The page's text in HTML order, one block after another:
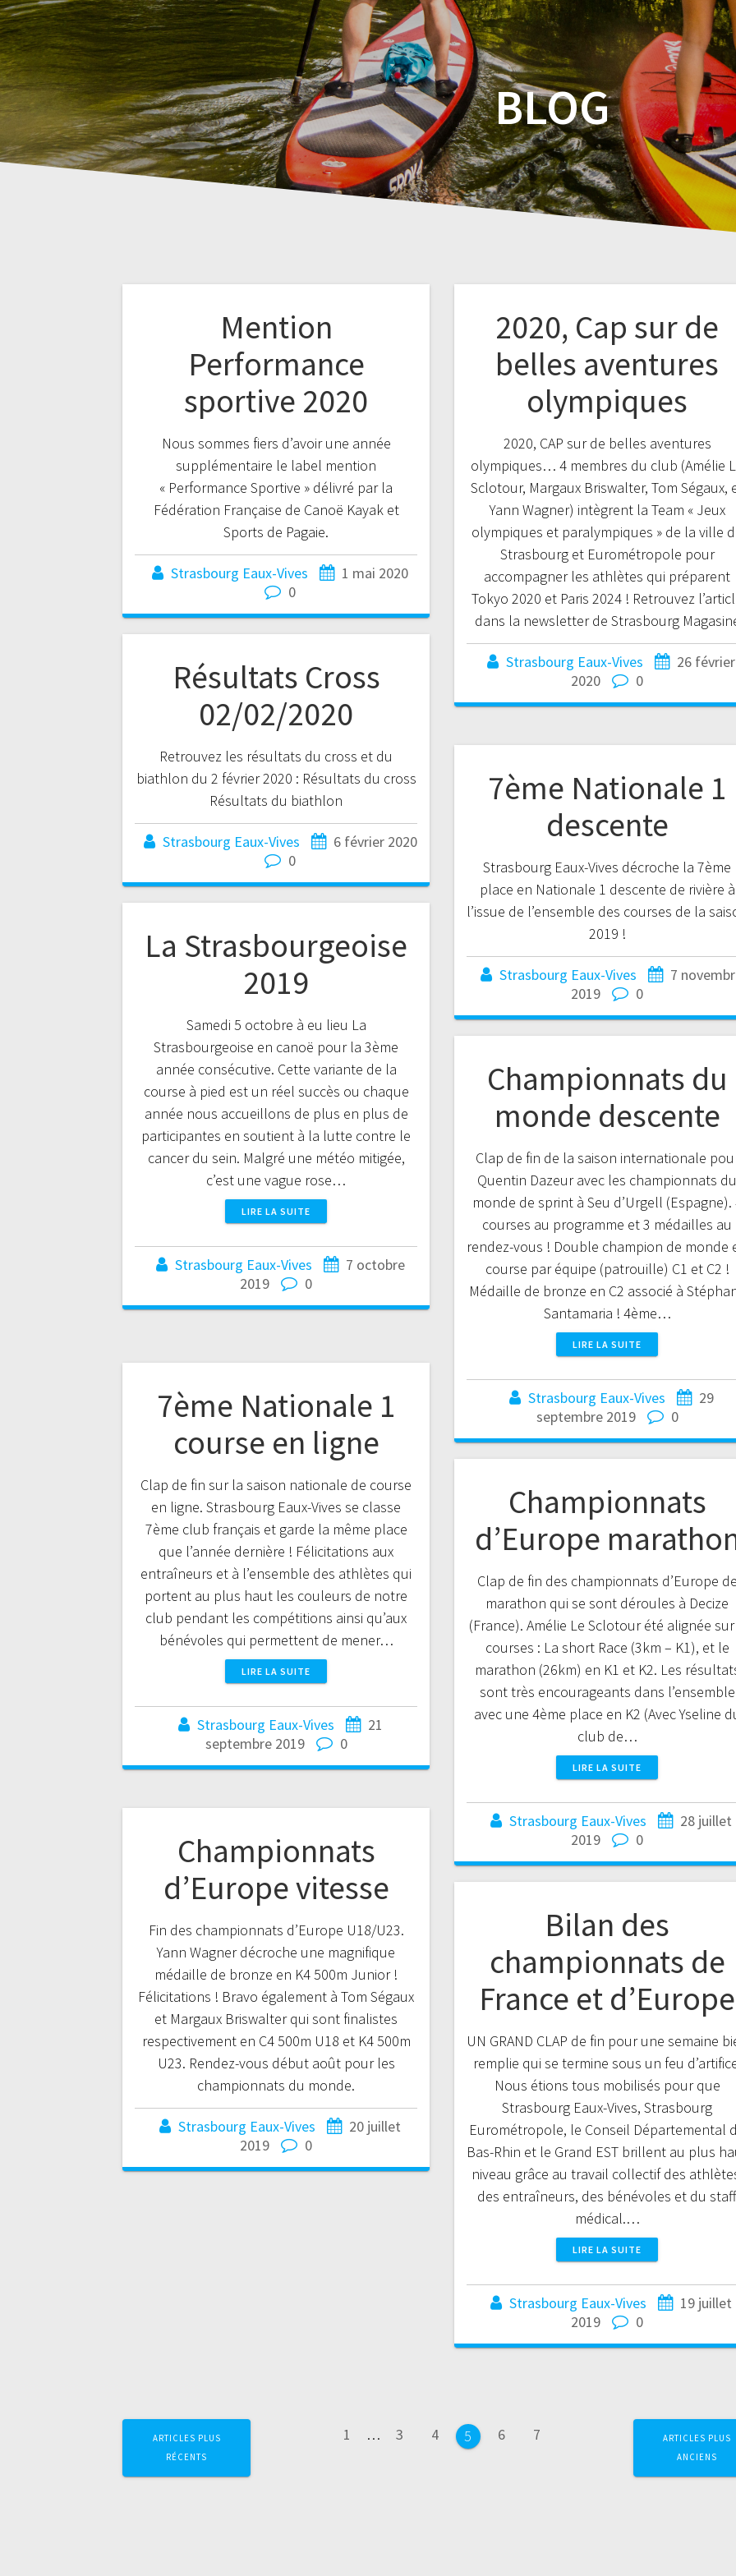
BLOG
Mention
Performance
sportive 2020
Nous sommes fiers d’avoir une année
supplémentaire le label mention
« Performance Sportive » délivré par la
Fédération Française de Canoë Kayak et
Sports de Pagaie.
Strasbourg Eaux-Vives
1 mai 2020
0
2020, Cap sur de
belles aventures
olympiques
2020, CAP sur de belles aventures
olympiques… 4 membres du club (Amélie
Sclotour, Margaux Briswalter, Tom Ségaux,
Yann Wagner) intègrent la Team « Jeux
olympiques et paralympiques » de la ville
Strasbourg et Eurométropole pour
accompagner les athlètes qui préparent
Tokyo 2020 et Paris 2024 ! Retrouvez
dans la newsletter de Strasbourg
Strasbourg Eaux-Vives
26 février
2020
0
Résultats Cross
02/02/2020
Retrouvez les résultats du cross et du
biathlon du 2 février 2020 : Résultats du cross
Résultats du biathlon
Strasbourg Eaux-Vives
6 février 2020
0
7ème Nationale 1
descente
Strasbourg Eaux-Vives décroche la 7ème
place en Nationale 1 descente de rivière à
l’issue de l’ensemble des courses de la
2019 !
Strasbourg Eaux-Vives
7
2019
0
La Strasbourgeoise
2019
Samedi 5 octobre à eu lieu La
Strasbourgeoise en canoë pour la 3ème
année consécutive. Cette variante de la
course à pied est un réel succès ou chaque
année nous accueillons de plus en plus de
participantes en soutient à la lutte contre le
cancer du sein. Malgré une météo mitigée,
c’est une vague rose…
LIRE LA SUITE
Strasbourg Eaux-Vives
7 octobre
2019
0
Championnats du
monde descente
Clap de fin de la saison internationale
Quentin Dazeur avec les championnats
monde de sprint à Seu d’Urgell (Espagne).
courses au programme et 3 médailles au
rendez-vous ! Double champion de monde
course par équipe (patrouille) C1 et C2 !
Médaille de bronze en C2 associé à
Santamaria ! 4ème…
LIRE LA SUITE
Strasbourg Eaux-Vives
29
septembre 2019
0
7ème Nationale 1
course en ligne
Clap de fin sur la saison nationale de course
en ligne. Strasbourg Eaux-Vives se classe
7ème club français et garde la même place
que l’année dernière ! Félicitations aux
entraîneurs et à l’ensemble des athlètes qui
portent au plus haut les couleurs de notre
club pendant les compétitions ainsi qu’aux
bénévoles qui permettent de mener…
LIRE LA SUITE
Strasbourg Eaux-Vives
21
septembre 2019
0
Championnats
d’Europe
Clap de fin des championnats d’Europe
marathon qui se sont déroules à Decize
(France). Amélie Le Sclotour été alignée
courses : La short Race (3km – K1), et le
marathon (26km) en K1 et K2. Les
sont très encourageants dans l’ensemble
avec une 4ème place en K2 (Avec Yseline
club de…
LIRE LA SUITE
Strasbourg Eaux-Vives
28 juillet
2019
0
Championnats
d’Europe vitesse
Fin des championnats d’Europe U18/U23.
Yann Wagner décroche une magnifique
médaille de bronze en K4 500m Junior !
Félicitations ! Bravo également à Tom Ségaux
et Margaux Briswalter qui sont finalistes
respectivement en C4 500m U18 et K4 500m
U23. Rendez-vous début août pour les
championnats du monde.
Strasbourg Eaux-Vives
20 juillet
2019
0
Bilan des
championnats de
France et d’Europe
UN GRAND CLAP de fin pour une semaine
remplie qui se termine sous un feu
Nous étions tous mobilisés pour que
Strasbourg Eaux-Vives, Strasbourg
Eurométropole, le Conseil Départemental
Bas-Rhin et le Grand EST brillent au plus
niveau grâce au travail collectif des
des entraîneurs, des bénévoles et du
médical.…
LIRE LA SUITE
Strasbourg Eaux-Vives
19 juillet
2019
0
Navigation
au
ARTICLES PLUS
RÉCENTS
Page
1 … Page
3 Page
4 Page
5 Page
6 Page
7
ARTICLES PLUS
ANCIENS